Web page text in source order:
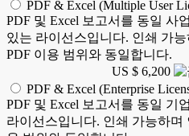
PDF & Excel (Multiple User
PDF 및 Excel 보고서를 동일 사
있는 라이선스입니다. 인쇄 가
PDF 이용 범위와 동일합니다.
US $ 6,200
PDF & Excel (Enterprise
PDF 및 Excel 보고서를 동일 기
라이선스입니다. 인쇄 가능하며